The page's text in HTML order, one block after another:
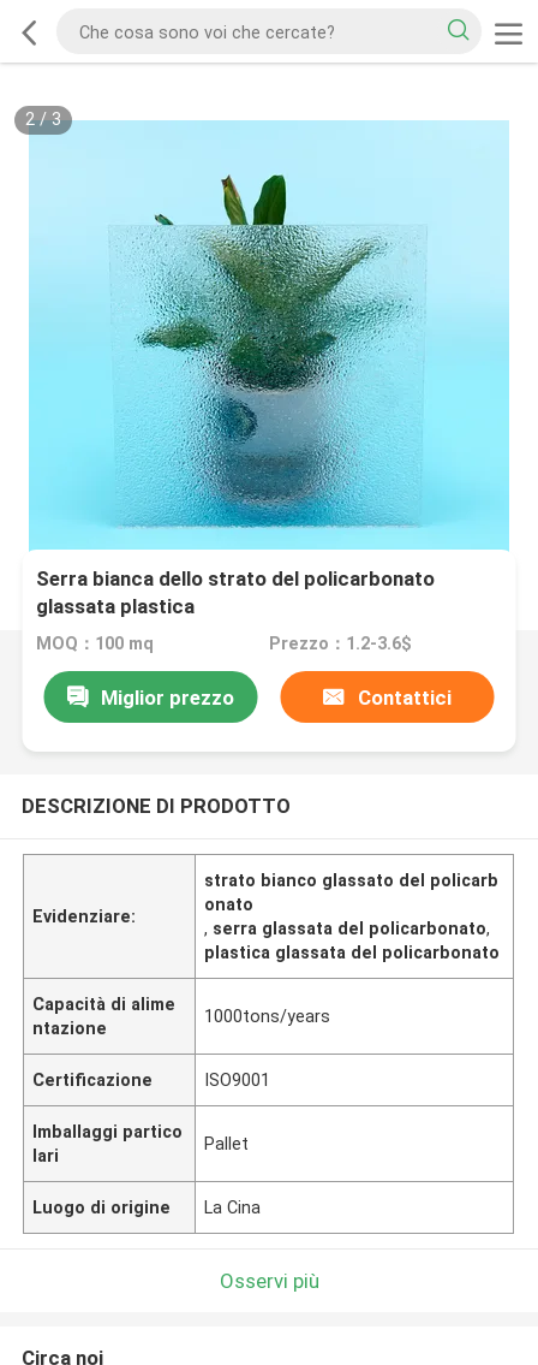
2/3
Serra bianca dello strato del policarbonato
glassata plastica
MOQ：100 mq Prezzo：1.2-3.6$
Miglior prezzo Contattici
DESCRIZIONE DI PRODOTTO
Evidenziare:
strato bianco glassato del policarb
onato
, serra glassata del policarbonato,
plastica glassata del policarbonato
Capacità di alime
ntazione
1000tons/years
Certificazione ISO9001
Imballaggi partico
lari
Pallet
Luogo di origine La Cina
Osservi più
Circa noi